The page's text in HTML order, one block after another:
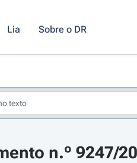
Lia Sobre o DR
n.º 9247/